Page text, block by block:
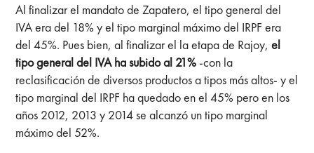
Al finalizar el mandato de Zapatero, el tipo general del
IVA era del 18% y el tipo marginal máximo del IRPF era
del 45%. Pues bien, al finalizar el la etapa de Rajoy,el
tipo general del IVA ha subido al 21%-con la
reclasificación de diversos productos a tipos más altos- y el
tipo marginal del IRPF ha quedado en el 45% pero en los
años 2012, 2013 y 2014 se alcanzó un tipo marginal
máximo del 52%.